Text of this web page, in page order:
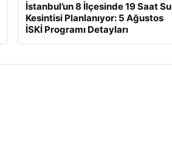
İstanbul’un 8 İlçesinde 19 Saat Su
Kesintisi Planlanıyor: 5 Ağustos
İSKİ Programı Detayları